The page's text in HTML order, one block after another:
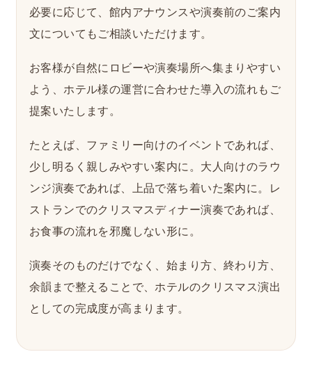
必要に応じて、館内アナウンスや演奏前のご案内
文についてもご相談いただけます。
お客様が自然にロビーや演奏場所へ集まりやすい
よう、ホテル様の運営に合わせた導入の流れもご
提案いたします。
たとえば、ファミリー向けのイベントであれば、
少し明るく親しみやすい案内に。大人向けのラウ
ンジ演奏であれば、上品で落ち着いた案内に。レ
ストランでのクリスマスディナー演奏であれば、
お食事の流れを邪魔しない形に。
演奏そのものだけでなく、始まり方、終わり方、
余韻まで整えることで、ホテルのクリスマス演出
としての完成度が高まります。